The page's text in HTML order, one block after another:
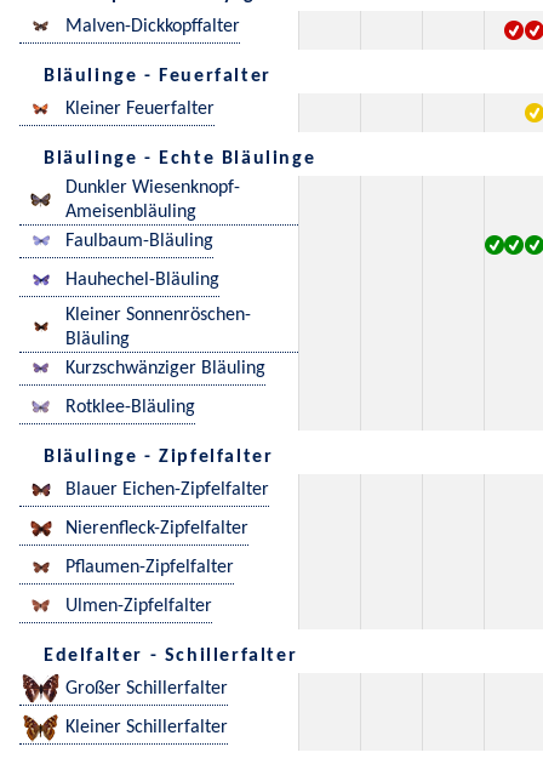
Malven-Dickkopffalter
Bläulinge - Feuerfalter
Kleiner Feuerfalter
Bläulinge - Echte Bläulinge
Dunkler Wiesenknopf-
Ameisenbläuling
Faulbaum-Bläuling
Hauhechel-Bläuling
Kleiner Sonnenröschen-
Bläuling
Kurzschwänziger Bläuling
Rotklee-Bläuling
Bläulinge - Zipfelfalter
Blauer Eichen-Zipfelfalter
Nierenfleck-Zipfelfalter
Pflaumen-Zipfelfalter
Ulmen-Zipfelfalter
Edelfalter - Schillerfalter
Großer Schillerfalter
Kleiner Schillerfalter